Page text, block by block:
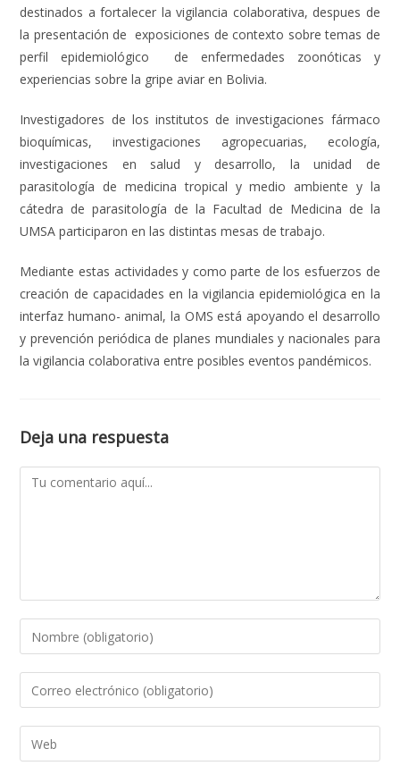
destinados a fortalecer la vigilancia colaborativa, despues de
la presentación de exposiciones de contexto sobre temas de
perfil epidemiológico de enfermedades zoonóticas y
experiencias sobre la gripe aviar en Bolivia.
Investigadores de los institutos de investigaciones fármaco
bioquímicas, investigaciones agropecuarias, ecología,
investigaciones en salud y desarrollo, la unidad de
parasitología de medicina tropical y medio ambiente y la
cátedra de parasitología de la Facultad de Medicina de la
UMSA participaron en las distintas mesas de trabajo.
Mediante estas actividades y como parte de los esfuerzos de
creación de capacidades en la vigilancia epidemiológica en la
interfaz humano- animal, la OMS está apoyando el desarrollo
y prevención periódica de planes mundiales y nacionales para
la vigilancia colaborativa entre posibles eventos pandémicos.
Deja una respuesta
Comentario
Introduce
tu
nombre
de
usuario
Introduce
tu
dirección
de
Introduce
la